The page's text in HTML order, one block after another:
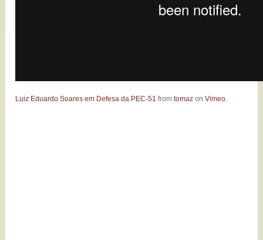
Luiz Eduardo Soares em Defesa da PEC-51 fromtomaz onVimeo.